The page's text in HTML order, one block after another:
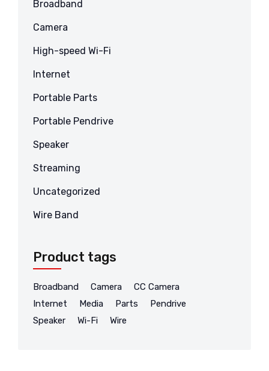
Broadband
Camera
High-speed Wi-Fi
Internet
Portable Parts
Portable Pendrive
Speaker
Streaming
Uncategorized
Wire Band
Product tags
Broadband Camera
CC Camera
Internet
Media Parts
Pendrive
Speaker
Wi-Fi Wire